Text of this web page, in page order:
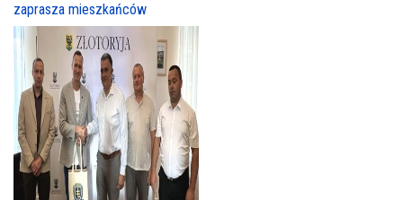
zaprasza mieszkańców